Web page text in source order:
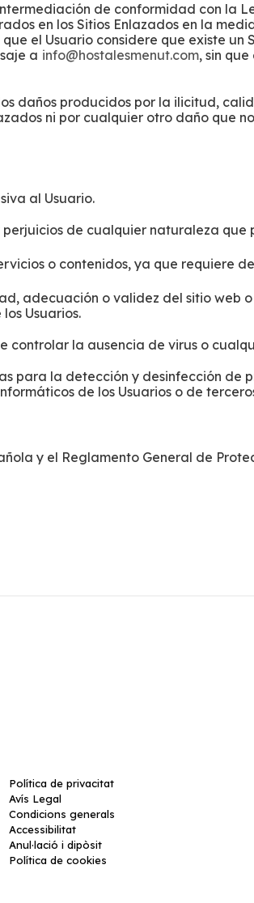
de conformidad con la
en los Sitios Enlazados en la
el Usuario considere que existe un
a info@hostalesmenut.com, sin
daños producidos por la ilicitud,
ni por cualquier otro daño que
al Usuario.
perjuicios de cualquier naturaleza
o contenidos, ya que requiere
adecuación o validez del sitio web
Usuarios.
controlar la ausencia de virus o
para la detección y desinfección de
de los Usuarios o de
y el Reglamento General de
Política de privacitat
Avís Legal
Condicions generals
Accessibilitat
Anul·lació i dipòsit
Política de cookies